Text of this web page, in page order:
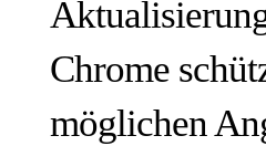
Chrome
möglichen